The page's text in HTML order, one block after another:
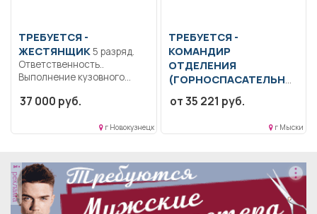
ТРЕБУЕТСЯ -
ЖЕСТЯНЩИК
Ответственность..
Выполнение кузовного
контроль выполненных
37 000 руб.
г Новокузнецк
ТРЕБУЕТСЯ -
КОМАНДИР
ОТДЕЛЕНИЯ
(ГОРНОСПАСАТЕЛЬНО
пожарной части)
Образование: Среднее
образование.
подготовки по...
от 35 221 руб.
г Мыски
реклама